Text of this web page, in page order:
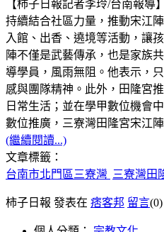
【柿子日報記者李玲/台南報
持續結合社區力量，推動宋江
入館、出香、遶境等活動，讓
陣不僅是武藝傳承，也是家族
導學員，風雨無阻。他表示，
感與團隊精神。此外，田隆宮
日常生活；並在學甲數位機會
數位推廣，三寮灣田隆宮宋江
(繼續閱讀...)
文章標籤：
台南市北門區三寮灣 三寮灣田
柿子日報 發表在 痞客邦 留言(0)